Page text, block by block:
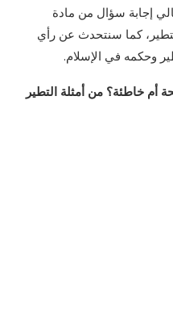
إجابة سؤال من مادة
كما سنتحدث عن رأي
وحكمه في الإسلام.
أم خاطئة؟ من أمثلة التطير